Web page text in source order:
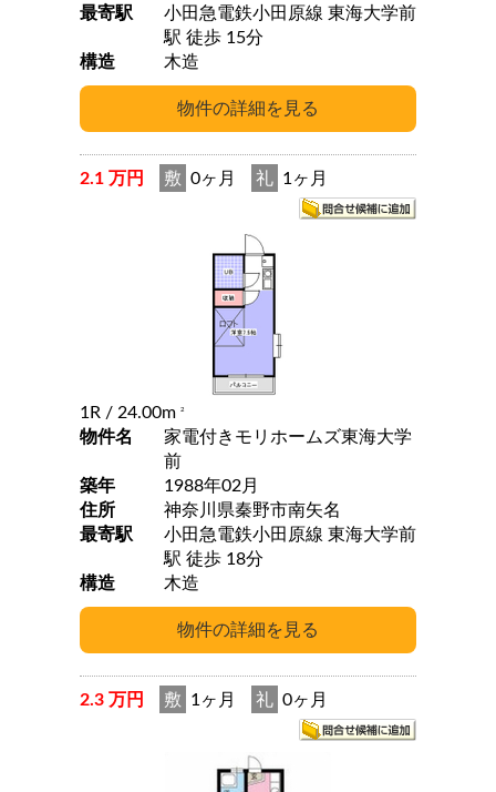
最寄駅
小田急電鉄小田原線 東海大学前
駅 徒歩 15分
構造
木造
2.1 万円 敷 0ヶ月 礼 1ヶ月
1R / 24.00m 2
物件名
家電付きモリホームズ東海大学
前
築年
1988年02月
住所
神奈川県秦野市南矢名
最寄駅
小田急電鉄小田原線 東海大学前
駅 徒歩 18分
構造
木造
2.3 万円 敷 1ヶ月 礼 0ヶ月